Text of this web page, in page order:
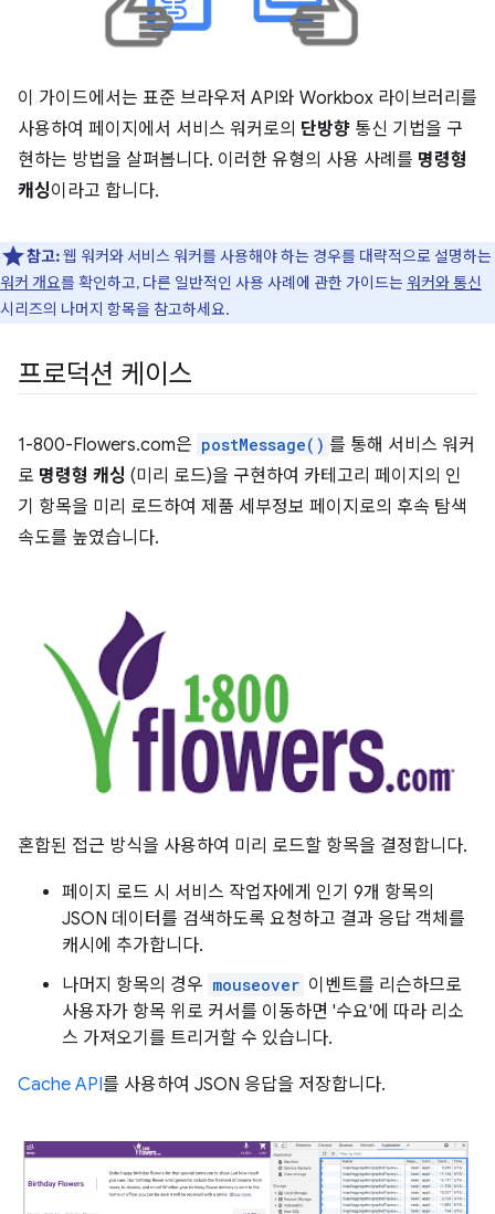
이 가이드에서는 표준 브라우저 API와 Workbox 라이브러리를
사용하여 페이지에서 서비스 워커로의 단방향 통신 기법을 구
현하는 방법을 살펴봅니다. 이러한 유형의 사용 사례를 명령형
캐싱이라고 합니다.
참고:웹 워커와 서비스 워커를 사용해야 하는 경우를 대략적으로 설명하는
워커 개요를 확인하고, 다른 일반적인 사용 사례에 관한 가이드는 워커와 통신
시리즈의 나머지 항목을 참고하세요.
프로덕션 케이스
1-800-Flowers.com은 postMessage() 를 통해 서비스 워커
로 명령형 캐싱 (미리 로드)을 구현하여 카테고리 페이지의 인
기 항목을 미리 로드하여 제품 세부정보 페이지로의 후속 탐색
속도를 높였습니다.
혼합된 접근 방식을 사용하여 미리 로드할 항목을 결정합니다.
페이지 로드 시 서비스 작업자에게 인기 9개 항목의
JSON 데이터를 검색하도록 요청하고 결과 응답 객체를
캐시에 추가합니다.
나머지 항목의 경우 mouseover 이벤트를 리슨하므로
사용자가 항목 위로 커서를 이동하면 '수요'에 따라 리소
스 가져오기를 트리거할 수 있습니다.
Cache API를 사용하여 JSON 응답을 저장합니다.